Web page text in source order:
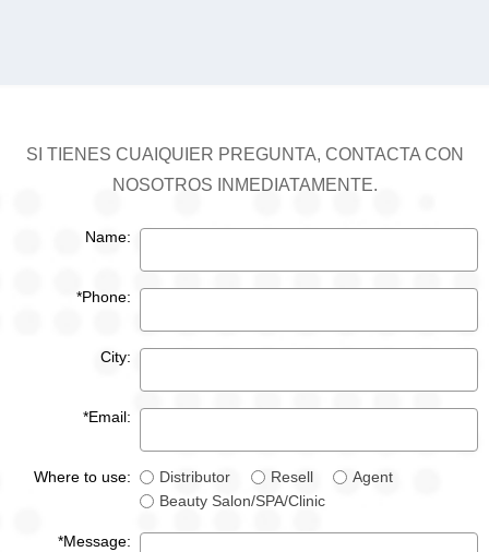
SI TIENES CUAIQUIER PREGUNTA, CONTACTA CON
NOSOTROS INMEDIATAMENTE.
Name:
*Phone:
City:
*Email:
Where to use: Distributor Resell
Agent
Beauty Salon/SPA/Clinic
*Message: